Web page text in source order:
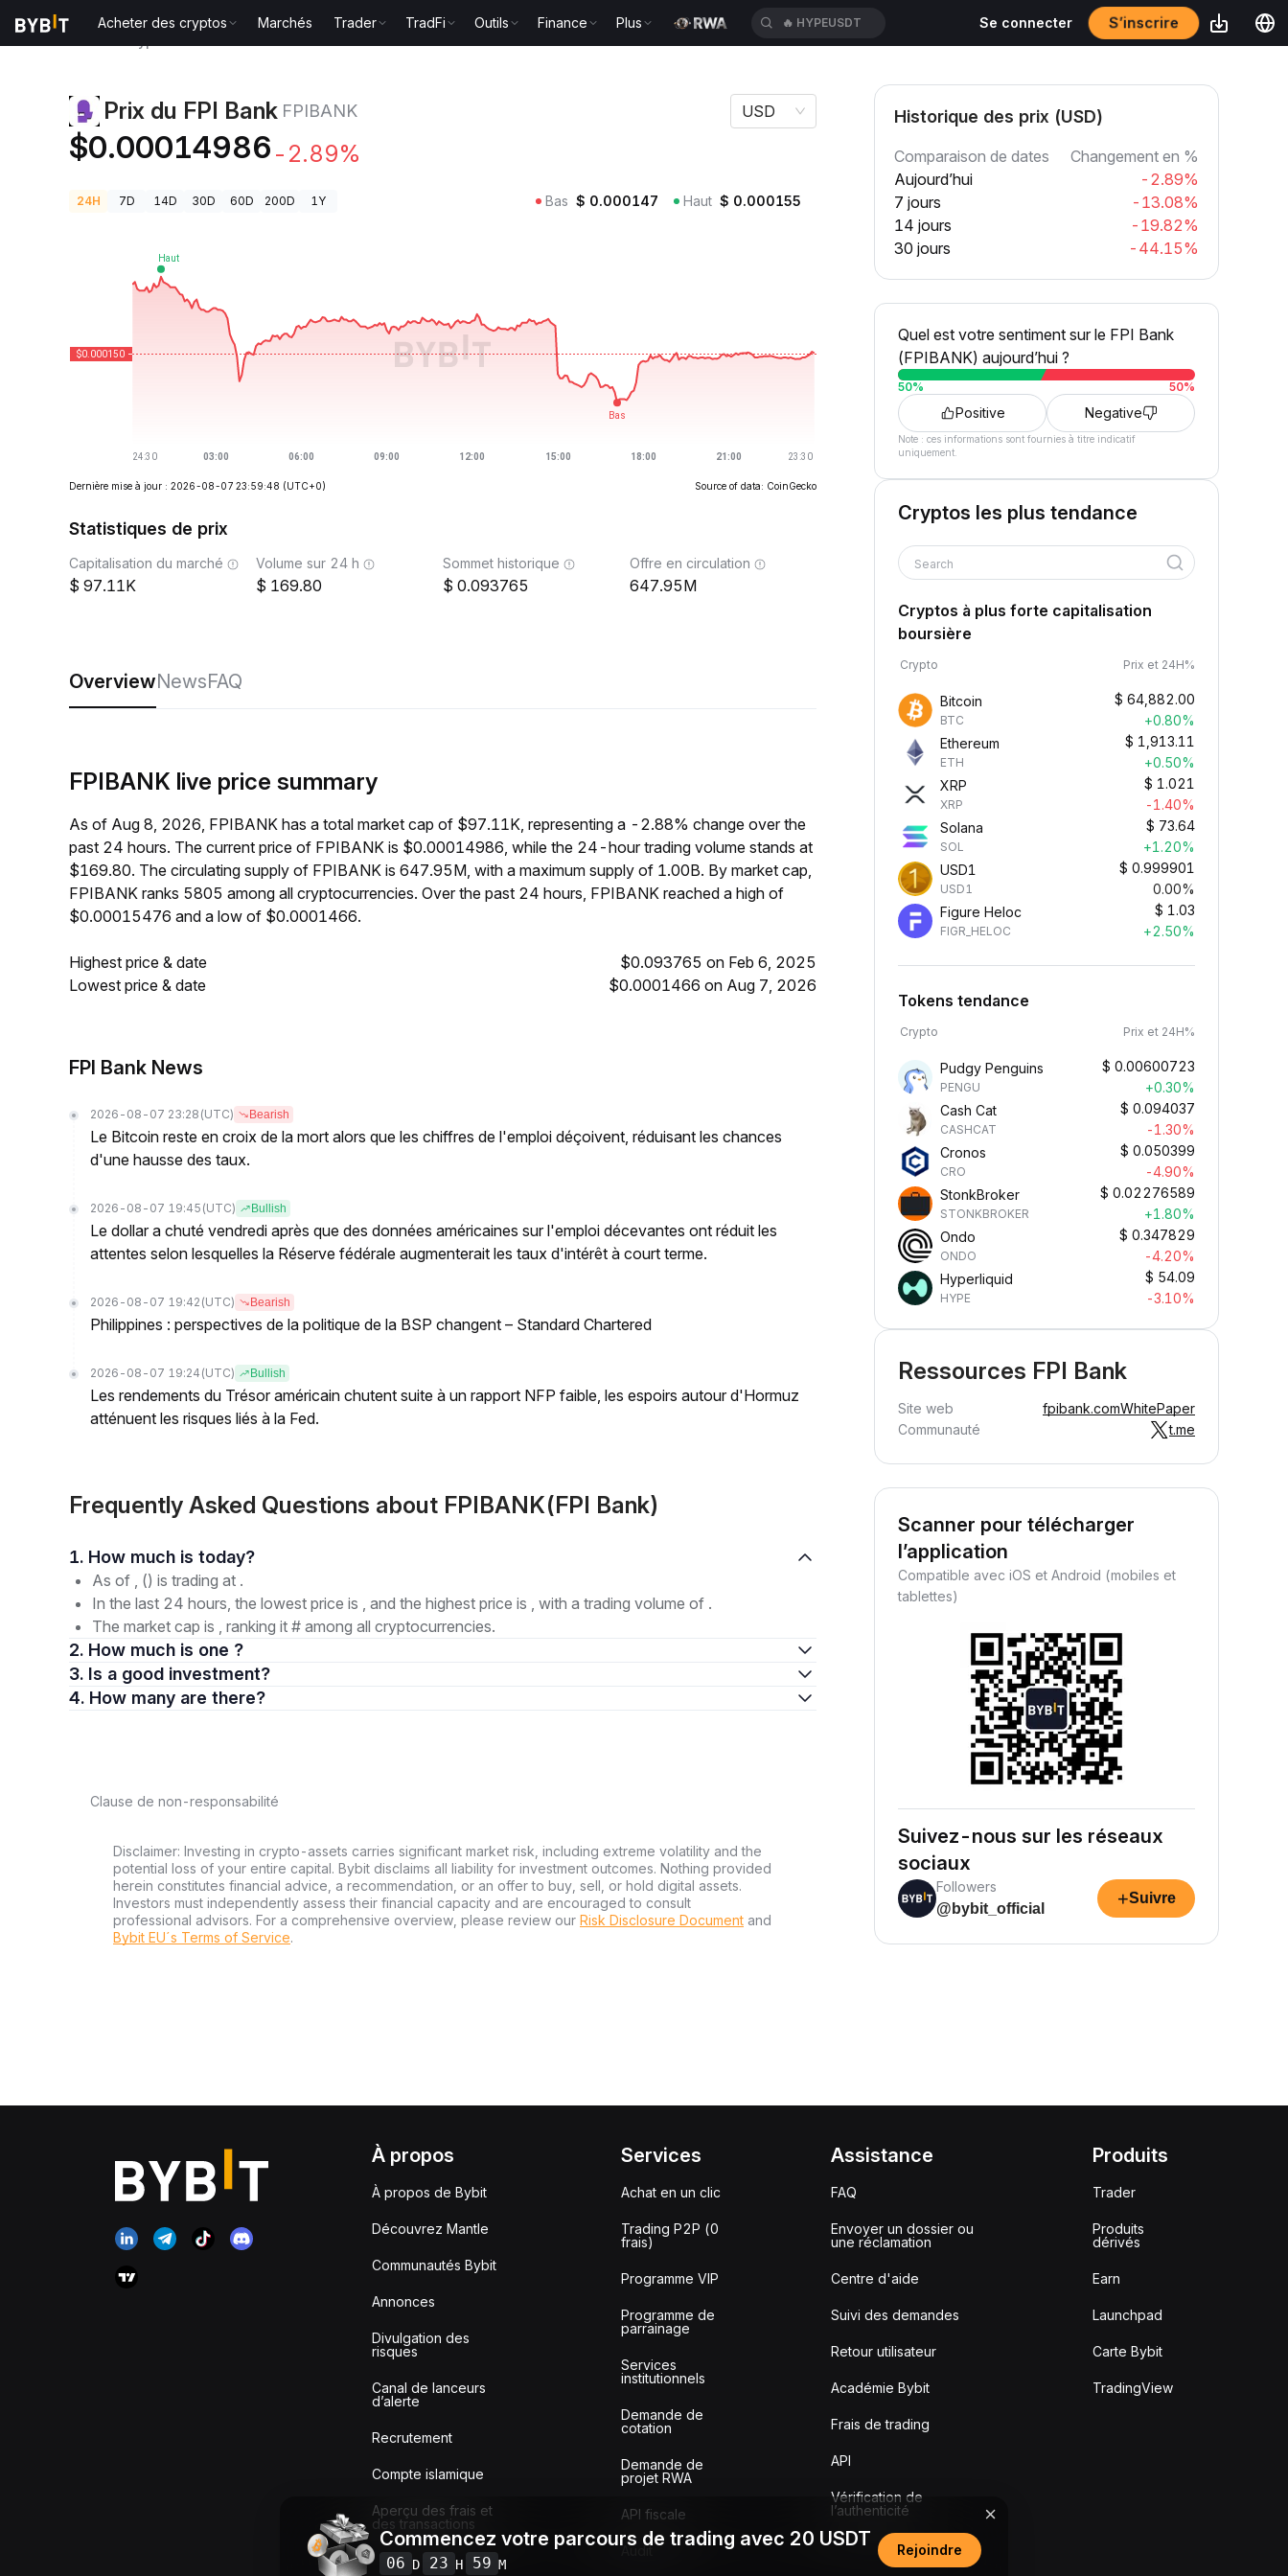
Acheter des cryptos Marchés Trader TradFi Outils Finance Plus 🔥 HYPEUSDT Se connecter S’inscrire
Prix du FPI Bank FPIBANK
$0.00014986 -2.89%
USD
24H 7D 14D 30D 60D 200D 1Y Bas $ 0.000147 Haut $ 0.000155
Dernière mise à jour : 2026-08-07 23:59:48 (UTC+0) Source of data: CoinGecko
Statistiques de prix
Capitalisation du marché
97.11K
Volume sur 24 h
169.80
Sommet historique
0.093765
Offre en circulation
647.95M
OverviewNewsFAQ
FPIBANK live price summary
As of Aug 8, 2026, FPIBANK has a total market cap of $97.11K, representing a -2.88% change over the
past 24 hours. The current price of FPIBANK is $0.00014986, while the 24-hour trading volume stands at
$169.80. The circulating supply of FPIBANK is 647.95M, with a maximum supply of 1.00B. By market cap,
FPIBANK ranks 5805 among all cryptocurrencies. Over the past 24 hours, FPIBANK reached a high of
$0.00015476 and a low of $0.0001466.
Highest price & date
$0.093765 on Feb 6, 2025
Lowest price & date
$0.0001466 on Aug 7, 2026
FPI Bank News
2026-08-07 23:28 (UTC) Bearish
Le Bitcoin reste en croix de la mort alors que les chiffres de l'emploi déçoivent, réduisant les chances
d'une hausse des taux.
2026-08-07 19:45 (UTC) Bullish
Le dollar a chuté vendredi après que des données américaines sur l'emploi décevantes ont réduit les
attentes selon lesquelles la Réserve fédérale augmenterait les taux d'intérêt à court terme.
2026-08-07 19:42 (UTC) Bearish
Philippines : perspectives de la politique de la BSP changent – Standard Chartered
2026-08-07 19:24 (UTC) Bullish
Les rendements du Trésor américain chutent suite à un rapport NFP faible, les espoirs autour d'Hormuz
atténuent les risques liés à la Fed.
Frequently Asked Questions about FPIBANK(FPI Bank)
1. How much is today?
As of , () is trading at .
In the last 24 hours, the lowest price is , and the highest price is , with a trading volume of .
The market cap is , ranking it # among all cryptocurrencies.
2. How much is one ?
3. Is a good investment?
4. How many are there?
Clause de non-responsabilité
Disclaimer: Investing in crypto-assets carries significant market risk, including extreme volatility and the
potential loss of your entire capital. Bybit disclaims all liability for investment outcomes. Nothing provided
herein constitutes financial advice, a recommendation, or an offer to buy, sell, or hold digital assets.
Investors must independently assess their financial capacity and are encouraged to consult
professional advisors. For a comprehensive overview, please review our Risk Disclosure Document and
Bybit EU´s Terms of Service.
Historique des prix (USD)
Comparaison de dates
Changement en %
Aujourd’hui
-2.89%
7 jours
-13.08%
14 jours
-19.82%
30 jours
-44.15%
Quel est votre sentiment sur le FPI Bank
(FPIBANK) aujourd’hui ?
50% 50%
Positive Negative
Note : ces informations sont fournies à titre indicatif
uniquement.
Cryptos les plus tendance
Search
Cryptos à plus forte capitalisation
boursière
Crypto Prix et 24H%
Bitcoin
BTC
$ 64,882.00
+0.80%
Ethereum
ETH
$ 1,913.11
+0.50%
XRP
XRP
$ 1.021
-1.40%
Solana
SOL
$ 73.64
+1.20%
USD1
USD1
$ 0.999901
0.00%
Figure Heloc
FIGR_HELOC
$ 1.03
+2.50%
Tokens tendance
Crypto Prix et 24H%
Pudgy Penguins
PENGU
$ 0.00600723
+0.30%
Cash Cat
CASHCAT
$ 0.094037
-1.30%
Cronos
CRO
$ 0.050399
-4.90%
StonkBroker
STONKBROKER
$ 0.02276589
+1.80%
Ondo
ONDO
$ 0.347829
-4.20%
Hyperliquid
HYPE
$ 54.09
-3.10%
Ressources FPI Bank
Site web fpibank.comWhitePaper
Communauté
t.me
Scanner pour télécharger
l’application
Compatible avec iOS et Android (mobiles et
tablettes)
Suivez-nous sur les réseaux
sociaux
Followers
@bybit_official
+Suivre
À propos
À propos de Bybit
Découvrez Mantle
Communautés Bybit
Annonces
Divulgation des
risques
Canal de lanceurs
d’alerte
Recrutement
Compte islamique
Aperçu des frais et
des transactions
Services
Achat en un clic
Trading P2P (0
frais)
Programme VIP
Programme de
parrainage
Services
institutionnels
Demande de
cotation
Demande de
projet RWA
API fiscale
Audit
Assistance
FAQ
Envoyer un dossier ou
une réclamation
Centre d'aide
Suivi des demandes
Retour utilisateur
Académie Bybit
Frais de trading
API
Vérification de
l’authenticité
Produits
Trader
Produits
dérivés
Earn
Launchpad
Carte Bybit
TradingView
Commencez votre parcours de trading avec 20 USDT
06 D 23 H 59 M
Rejoindre